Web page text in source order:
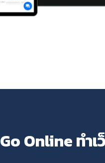
Go Online ทำ